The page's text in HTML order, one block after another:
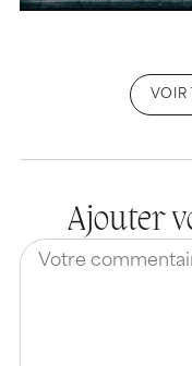
VOIR
Ajouter